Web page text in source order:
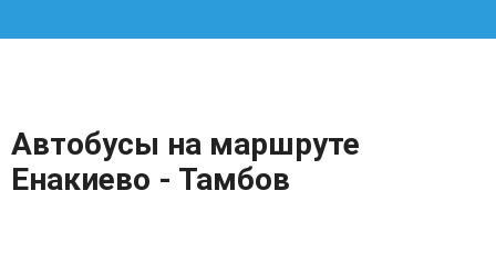
Автобусы на маршруте
Енакиево - Тамбов